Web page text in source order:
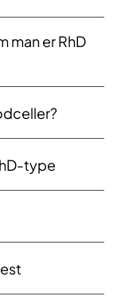
man er RhD
type